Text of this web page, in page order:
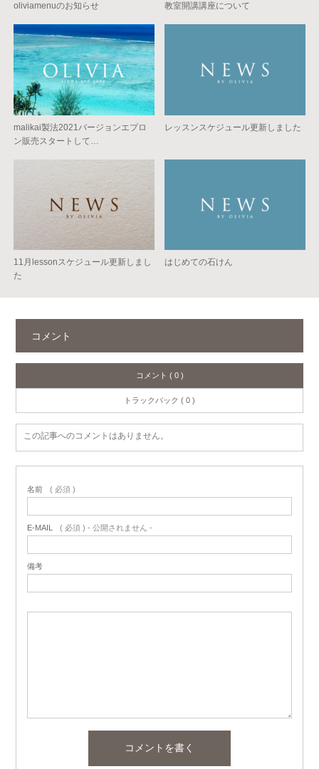
oliviamenuのお知らせ 教室開講講座について
malikai製法2021バージョンエプロ
ン販売スタートして…
レッスンスケジュール更新しました
11月lessonスケジュール更新しまし
た
はじめての石けん
コメント
コメント ( 0 )
トラックバック ( 0 )
この記事へのコメントはありません。
名前 ( 必須 )
E-MAIL ( 必須 ) - 公開されません -
備考